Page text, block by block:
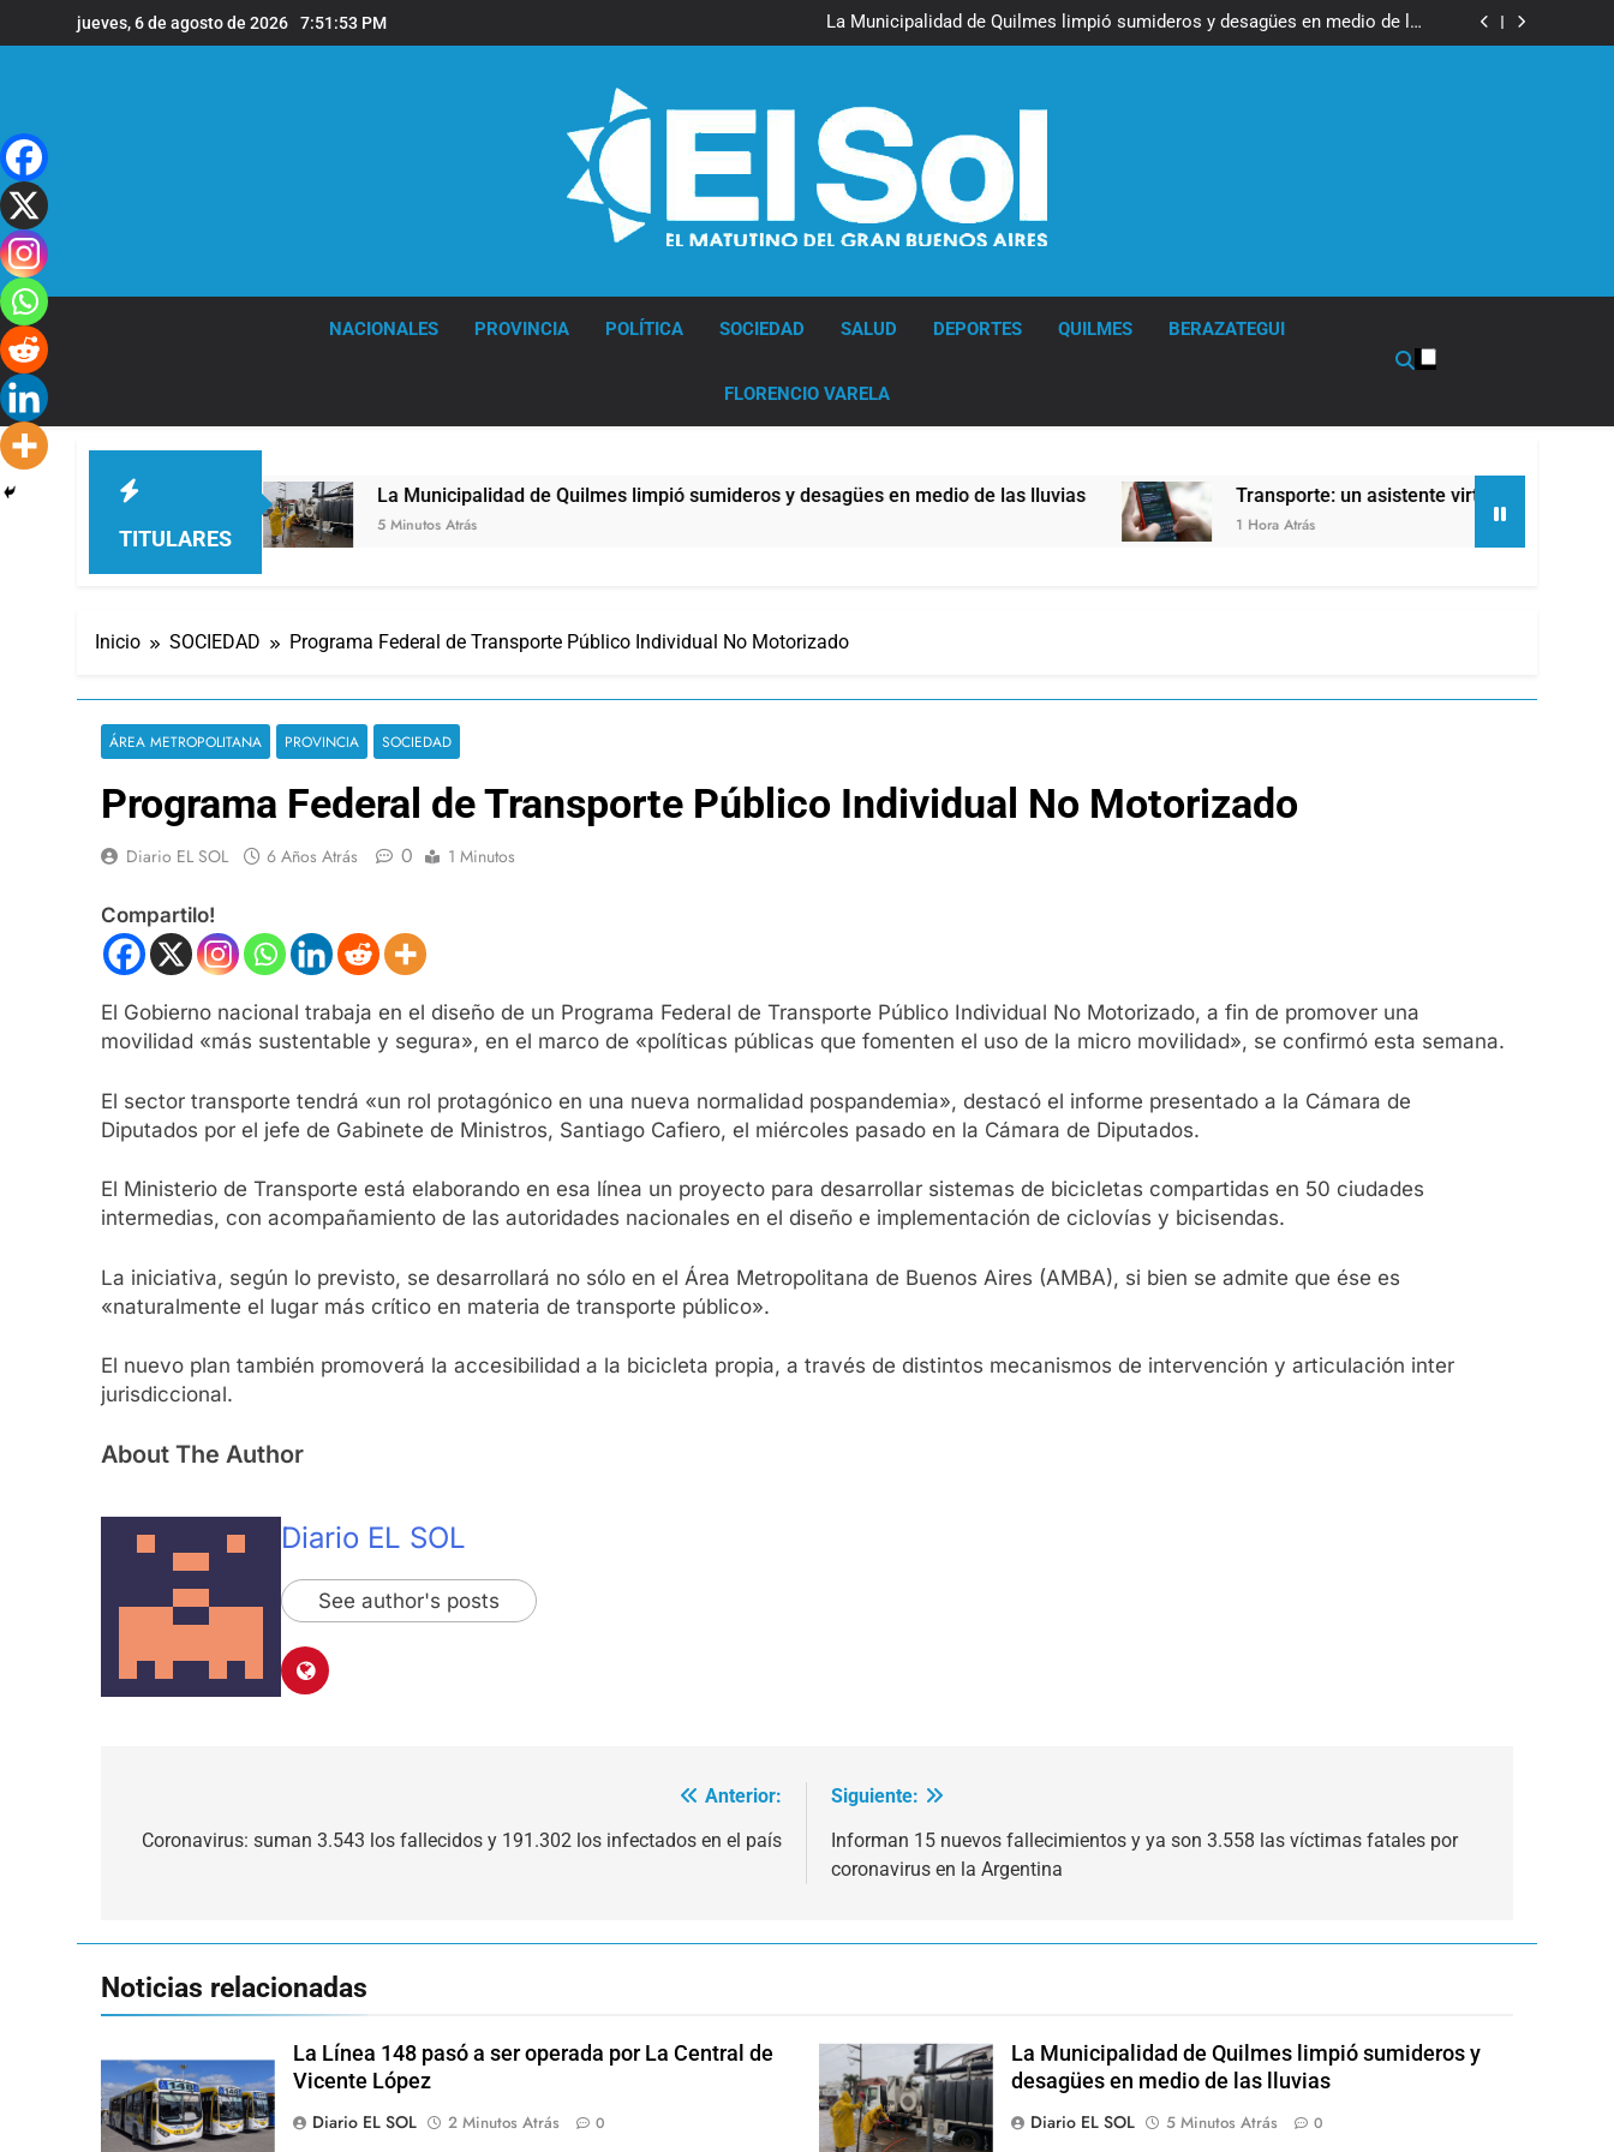
al
jueves, 6 de agosto de 2026 7:51:54 PM
La Municipalidad de Quilmes limpió sumideros y desagües en medio de las
lluvias
Transporte: un asistente virtual para consultar infracciones en segundos
La Municipalidad de Quilmes limpió sumideros y desagües en medio de las
Transporte: un asistente virtual para consultar infracciones en segundos
Una gran convocatoria en la obra teatral «Los Abuelos No Mienten»
NACIONALES PROVINCIA POLÍTICA SOCIEDAD SALUD DEPORTES QUILMES BERAZATEGUI
FLORENCIO VARELA
TITULARES
Vicente López La Municipalidad de Quilmes limpió sumideros y desagües en medio de las lluvias
5 Minutos Atrás
Transporte: un asistente virtual para consultar
1 Hora Atrás
Inicio SOCIEDAD Programa Federal de Transporte Público Individual No Motorizado
ÁREA METROPOLITANA PROVINCIA SOCIEDAD
Programa Federal de Transporte Público Individual No Motorizado
Diario EL SOL 6 Años Atrás 0 1 Minutos
Compartilo!
El Gobierno nacional trabaja en el diseño de un Programa Federal de Transporte Público Individual No Motorizado, a fin de promover una
movilidad «más sustentable y segura», en el marco de «políticas públicas que fomenten el uso de la micro movilidad», se confirmó esta semana.
El sector transporte tendrá «un rol protagónico en una nueva normalidad pospandemia», destacó el informe presentado a la Cámara de
Diputados por el jefe de Gabinete de Ministros, Santiago Cafiero, el miércoles pasado en la Cámara de Diputados.
El Ministerio de Transporte está elaborando en esa línea un proyecto para desarrollar sistemas de bicicletas compartidas en 50 ciudades
intermedias, con acompañamiento de las autoridades nacionales en el diseño e implementación de ciclovías y bicisendas.
La iniciativa, según lo previsto, se desarrollará no sólo en el Área Metropolitana de Buenos Aires (AMBA), si bien se admite que ése es
«naturalmente el lugar más crítico en materia de transporte público».
El nuevo plan también promoverá la accesibilidad a la bicicleta propia, a través de distintos mecanismos de intervención y articulación inter
jurisdiccional.
About The Author
Diario EL SOL
See author's posts
de
Anterior:
Coronavirus: suman 3.543 los fallecidos y 191.302 los infectados en el país
Siguiente:
Informan 15 nuevos fallecimientos y ya son 3.558 las víctimas fatales por
coronavirus en la Argentina
Noticias relacionadas
La Línea 148 pasó a ser operada por La Central de
Vicente López
Diario EL SOL
2 Minutos Atrás 0
La Municipalidad de Quilmes limpió sumideros y
desagües en medio de las lluvias
Diario EL SOL
5 Minutos Atrás 0